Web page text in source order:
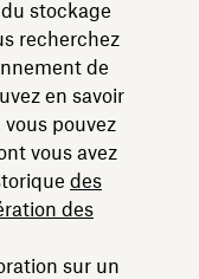
stockage
recherchez
de
en savoir
vous pouvez
vous avez
des
des
sur un